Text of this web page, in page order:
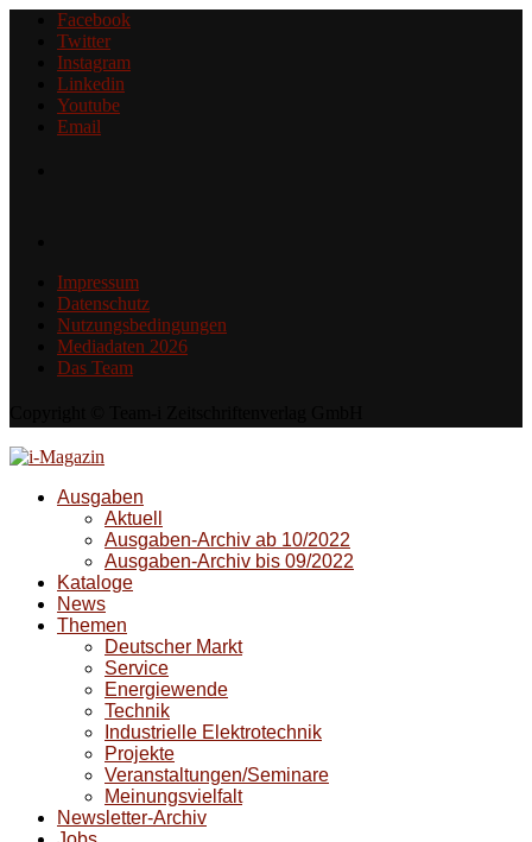
Facebook
Twitter
Instagram
Linkedin
Youtube
Email
Impressum
Datenschutz
Nutzungsbedingungen
Mediadaten 2026
Das Team
Ausgaben
Aktuell
Ausgaben-Archiv ab 10/2022
Ausgaben-Archiv bis 09/2022
Kataloge
News
Themen
Deutscher Markt
Service
Energiewende
Technik
Industrielle Elektrotechnik
Projekte
Veranstaltungen/Seminare
Meinungsvielfalt
Newsletter-Archiv